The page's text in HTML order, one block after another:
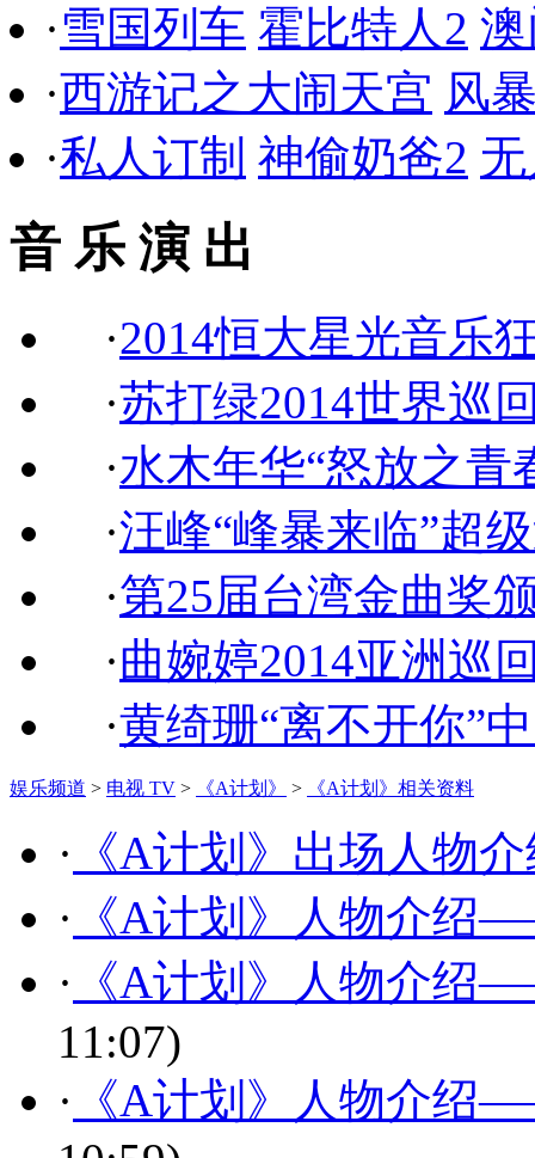
·雪国列车 霍比特人2
·西游记之大闹天宫 风
·私人订制 神偷奶爸2
音 乐 演 出
·2014恒大星光音乐
·苏打绿2014世界巡
·水木年华“怒放之青
·汪峰“峰暴来临”超
·第25届台湾金曲奖
·曲婉婷2014亚洲巡
·黄绮珊“离不开你”
娱乐频道 > 电视 TV > 《A计划》 > 《A计划》相关资料
· 《A计划》出场人物
· 《A计划》人物介绍
· 《A计划》人物介绍
11:07)
· 《A计划》人物介绍